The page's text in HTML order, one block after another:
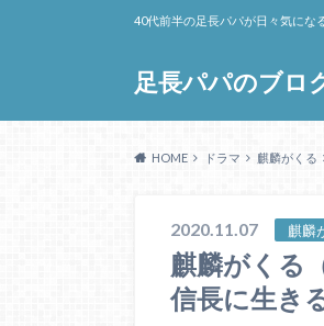
足長パパのブロ
40代前半の足長パパが日々気にな
HOME ドラマ 麒麟がくる
2020.11.07 麒麟
麒麟がくる
信長に生き